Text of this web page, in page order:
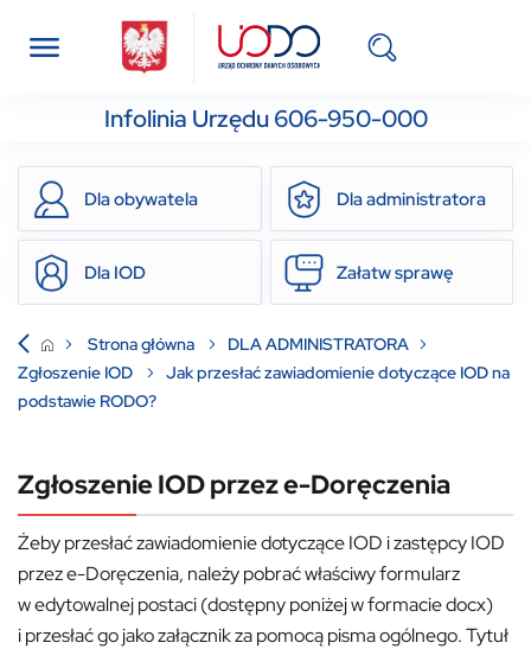
Infolinia Urzędu 606-950-000
Dla obywatela Dla administratora
Dla IOD Załatw sprawę
Strona główna
DLA ADMINISTRATORA
Zgłoszenie IOD
Jak przesłać zawiadomienie dotyczące IOD na
podstawie RODO?
Zgłoszenie IOD przez e-Doręczenia
Żeby przesłać zawiadomienie dotyczące IOD i zastępcy IOD
przez e-Doręczenia, należy pobrać właściwy formularz
w edytowalnej postaci (dostępny poniżej w formacie docx)
i przesłać go jako załącznik za pomocą pisma ogólnego. Tytuł